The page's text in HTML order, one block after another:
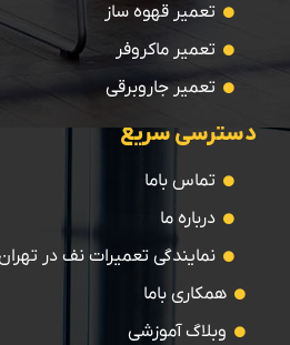
تعمیر قهوه ساز
تعمیر ماکروفر
تعمیر جاروبرقی
دسترسی سریع
تماس باما
درباره ما
نمایندگی تعمیرات نف در
همکاری باما
وبلاگ آموزشی